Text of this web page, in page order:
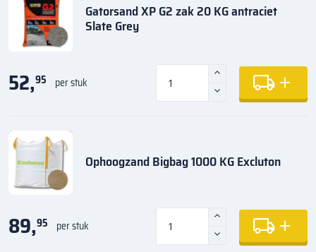
Gatorsand XP G2 zak 20 KG antraciet
Slate Grey
52,95 per stuk
Ophoogzand Bigbag 1000 KG Excluton
89,95 per stuk